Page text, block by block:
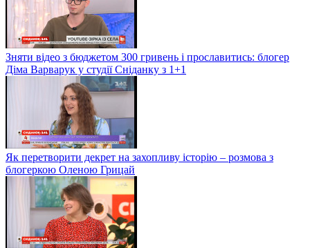
Зняти відео з бюджетом 300 гривень і прославитись: блогер
Діма Варварук у студії Сніданку з 1+1
Як перетворити декрет на захопливу історію – розмова з
блогеркою Оленою Грицай